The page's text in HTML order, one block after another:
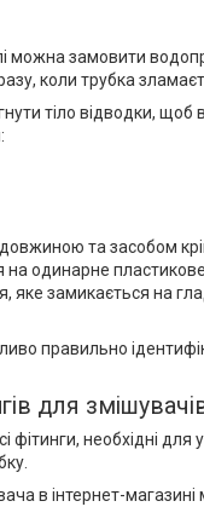
можна замовити
коли трубка
тіло відводки,
довжиною та
на одинарне
замикається на
правильно
для
фітинги, необхідні
в інтернет-